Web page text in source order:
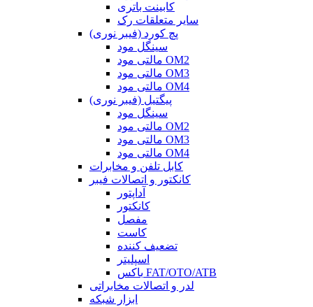
کابینت باتری
سایر متعلقات رک
پچ کورد (فیبر نوری)
سینگل مود
مالتی مود OM2
مالتی مود OM3
مالتی مود OM4
پیگتیل (فیبر نوری)
سینگل مود
مالتی مود OM2
مالتی مود OM3
مالتی مود OM4
کابل تلفن و مخابرات
کانکتور و اتصالات فیبر
آداپتور
کانکتور
مفصل
کاست
تضعیف کننده
اسپلیتر
باکس FAT/OTO/ATB
لدر و اتصالات مخابراتی
ابزار شبکه